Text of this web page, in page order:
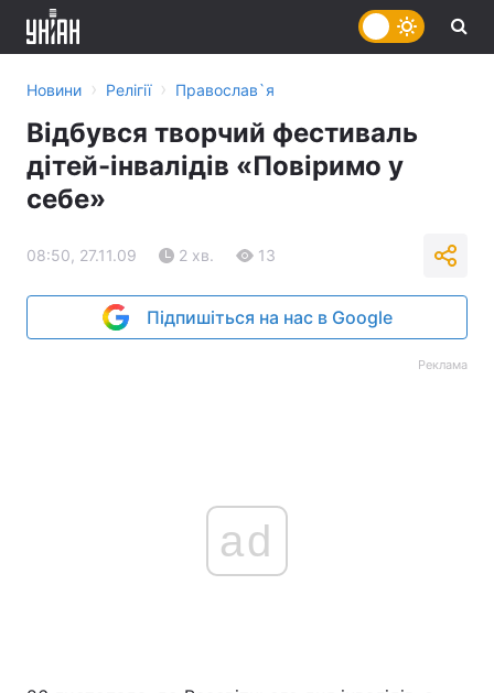
Новини › Релігії › Православ`я
Відбувся творчий фестиваль
дітей-інвалідів «Повіримо у
себе»
08:50, 27.11.09 2 хв. 13
Підпишіться на нас в Google
Реклама
ad